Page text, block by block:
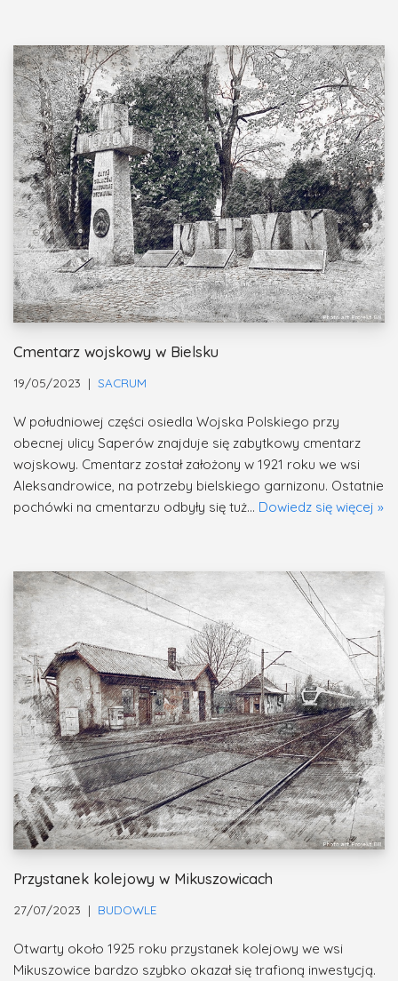
Cmentarz wojskowy w Bielsku
19/05/2023 SACRUM
W południowej części osiedla Wojska Polskiego przy
obecnej ulicy Saperów znajduje się zabytkowy cmentarz
wojskowy. Cmentarz został założony w 1921 roku we wsi
Aleksandrowice, na potrzeby bielskiego garnizonu. Ostatnie
pochówki na cmentarzu odbyły się tuż… Dowiedz się więcej »
Przystanek kolejowy w Mikuszowicach
27/07/2023 BUDOWLE
Otwarty około 1925 roku przystanek kolejowy we wsi
Mikuszowice bardzo szybko okazał się trafioną inwestycją.